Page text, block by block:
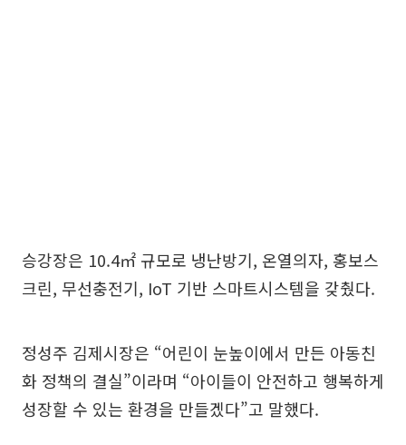
승강장은 10.4㎡ 규모로 냉난방기, 온열의자, 홍보스
크린, 무선충전기, IoT 기반 스마트시스템을 갖췄다.
정성주 김제시장은 “어린이 눈높이에서 만든 아동친
화 정책의 결실”이라며 “아이들이 안전하고 행복하게
성장할 수 있는 환경을 만들겠다”고 말했다.